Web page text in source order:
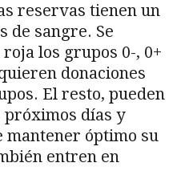
reservas tienen un
de sangre. Se
los grupos 0-, 0+
donaciones
El resto, pueden
próximos días y
mantener óptimo su
entren en